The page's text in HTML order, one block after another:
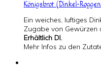
Königsbrot (Dinkel-
Ein weiches, luftiges
Zugabe von Gewürzen
Erhältlich DI.
Mehr Infos zu den